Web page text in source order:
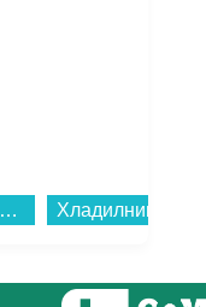
Електрически скутер/тротинетка Xiaomi Electric Scooter 6 Lite GL BHR08R6GL , 10.00 inch...